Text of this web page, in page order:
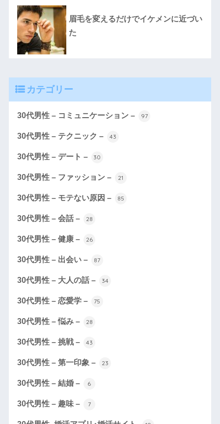
眉毛を変えるだけでイケメンに近づい
た
カテゴリー
30代男性 – コミュニケーション – 97
30代男性 – テクニック – 43
30代男性 – デート – 30
30代男性 – ファッション – 21
30代男性 – モテない原因 – 85
30代男性 – 会話 – 28
30代男性 – 健康 – 26
30代男性 – 出会い – 87
30代男性 – 大人の話 – 34
30代男性 – 恋愛学 – 75
30代男性 – 悩み – 28
30代男性 – 挑戦 – 43
30代男性 – 第一印象 – 23
30代男性 – 結婚 – 6
30代男性 – 趣味 – 7